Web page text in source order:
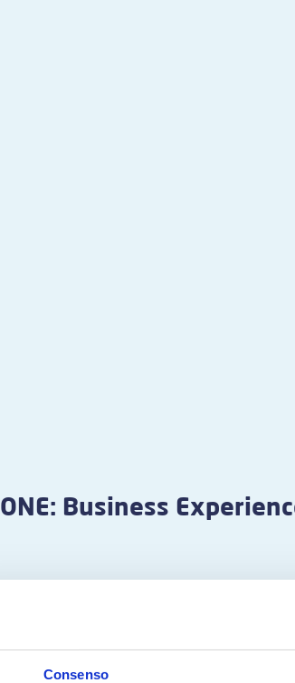
Consenso
Business